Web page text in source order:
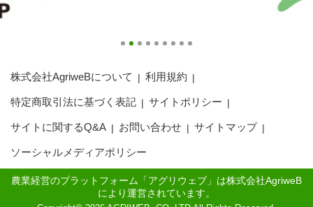
ログイン
株式会社AgriweBについて 利用規約
特定商取引法に基づく表記 サイトポリシー
サイトに関するQ&A お問い合わせ サイトマップ
ソーシャルメディアポリシー
農業経営のプラットフォーム「アグリウェブ」は株式会社AgriweB
により運営されています。